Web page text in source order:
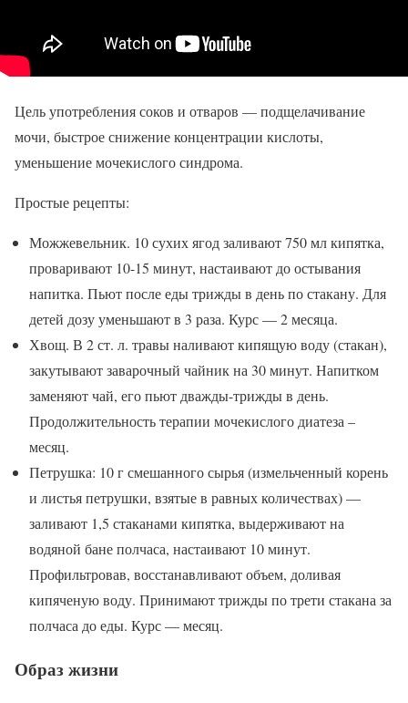
Цель употребления соков и отваров — подщелачивание
мочи, быстрое снижение концентрации кислоты,
уменьшение мочекислого синдрома.
Простые рецепты:
Можжевельник. 10 сухих ягод заливают 750 мл кипятка,
проваривают 10-15 минут, настаивают до остывания
напитка. Пьют после еды трижды в день по стакану. Для
детей дозу уменьшают в 3 раза. Курс — 2 месяца.
Хвощ. В 2 ст. л. травы наливают кипящую воду (стакан),
закутывают заварочный чайник на 30 минут. Напитком
заменяют чай, его пьют дважды-трижды в день.
Продолжительность терапии мочекислого диатеза –
месяц.
Петрушка: 10 г смешанного сырья (измельченный корень
и листья петрушки, взятые в равных количествах) —
заливают 1,5 стаканами кипятка, выдерживают на
водяной бане полчаса, настаивают 10 минут.
Профильтровав, восстанавливают объем, доливая
кипяченую воду. Принимают трижды по трети стакана за
полчаса до еды. Курс — месяц.
Образ жизни